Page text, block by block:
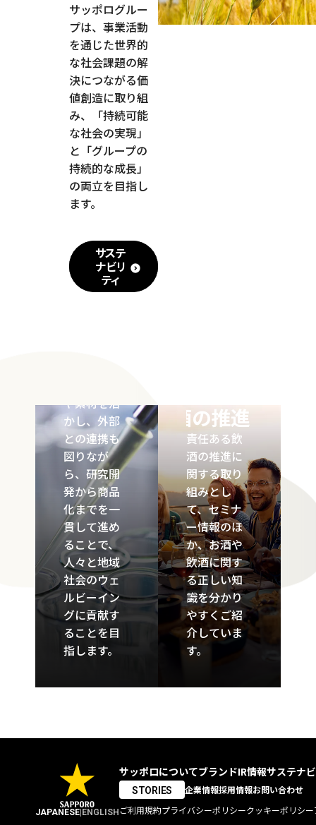
サッポログルー
プは、事業活動
を通じた世界的
な社会課題の解
決につながる価
値創造に取り組
み、「持続可能
な社会の実現」
と「グループの
持続的な成長」
の両立を目指し
ます。
サステ
ナビリ
ティ
イノベ
や素材を活
かし、外部
との連携も
図りなが
ら、研究開
発から商品
化までを一
貫して進め
ることで、
人々と地域
社会のウェ
ルビーイン
グに貢献す
ることを目
指します。
酒の推進
責任ある飲
酒の推進に
関する取り
組みとし
て、セミナ
ー情報のほ
か、お酒や
飲酒に関す
る正しい知
識を分かり
やすくご紹
介していま
す。
JAPANESE|ENGLISH
サッポロについてブランドIR情報サステナ
STORIES 企業情報採用情報お問い合わせ
ご利用規約プライバシーポリシークッキーポリシー